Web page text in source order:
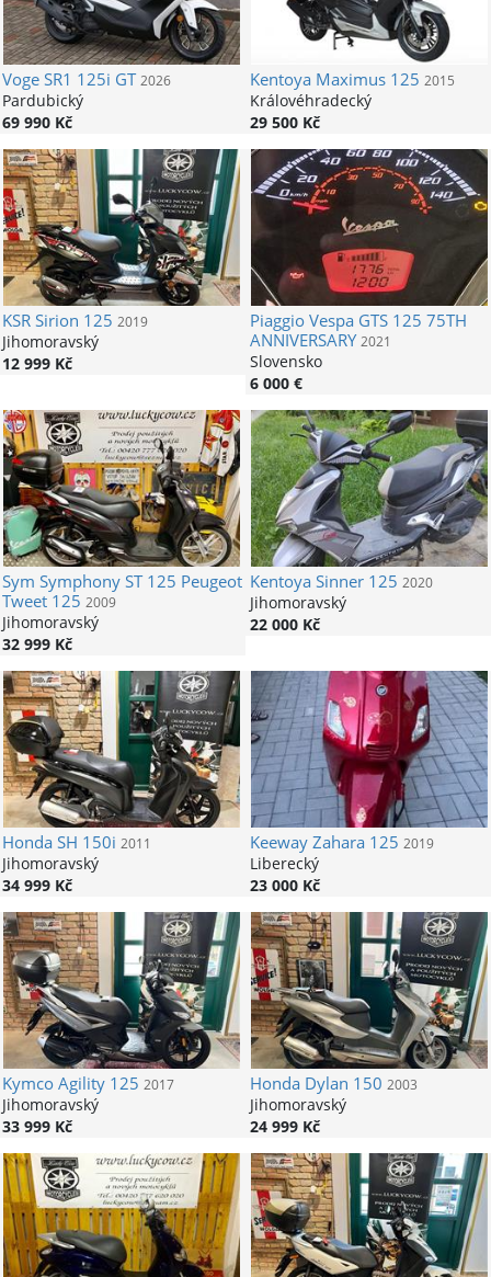
VogeSR1 125i GT 2026
Pardubický
69 990 Kč
KentoyaMaximus 125 2015
Královéhradecký
29 500 Kč
KSRSirion 125 2019
Jihomoravský
12 999 Kč
PiaggioVespa GTS 125 75TH
ANNIVERSARY2021
Slovensko
6 000 €
Sym Symphony ST 125 Peugeot
Tweet 125 2009
Jihomoravský
32 999 Kč
KentoyaSinner 125 2020
Jihomoravský
22 000 Kč
HondaSH 150i 2011
Jihomoravský
34 999 Kč
KeewayZahara 125 2019
Liberecký
23 000 Kč
KymcoAgility 125 2017
Jihomoravský
33 999 Kč
HondaDylan 150 2003
Jihomoravský
24 999 Kč